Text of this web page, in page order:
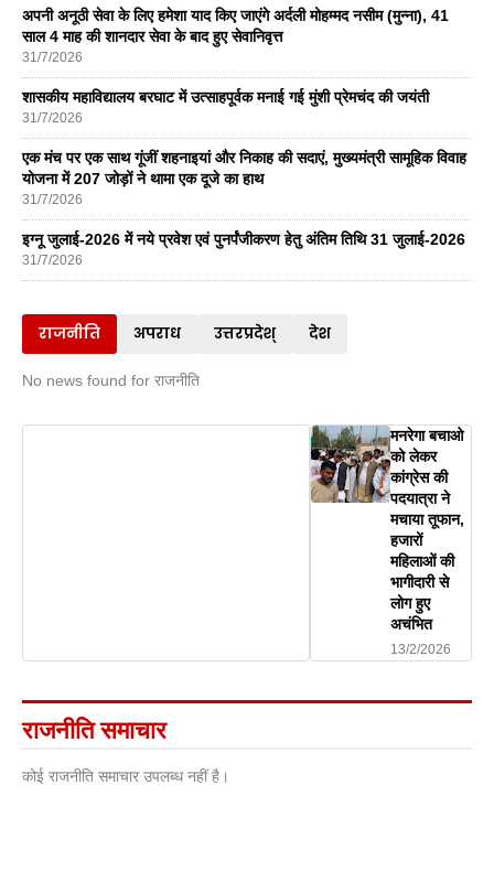
अपनी अनूठी सेवा के लिए हमेशा याद किए जाएंगे अर्दली मोहम्मद नसीम (मुन्ना), 41
साल 4 माह की शानदार सेवा के बाद हुए सेवानिवृत्त
31/7/2026
शासकीय महाविद्यालय बरघाट में उत्साहपूर्वक मनाई गई मुंशी प्रेमचंद की जयंती
31/7/2026
एक मंच पर एक साथ गूंजीं शहनाइयां और निकाह की सदाएं, मुख्यमंत्री सामूहिक विवाह
योजना में 207 जोड़ों ने थामा एक दूजे का हाथ
31/7/2026
इग्नू जुलाई-2026 में नये प्रवेश एवं पुनर्पंजीकरण हेतु अंतिम तिथि 31 जुलाई-2026
31/7/2026
राजनीति अपराध उत्तरप्रदेश् देश
No news found for राजनीति
मनरेगा बचाओ
को लेकर
कांग्रेस की
पदयात्रा ने
मचाया तूफान,
हजारों
महिलाओं की
भागीदारी से
लोग हुए
अचंभित
13/2/2026
राजनीति समाचार
कोई राजनीति समाचार उपलब्ध नहीं है।